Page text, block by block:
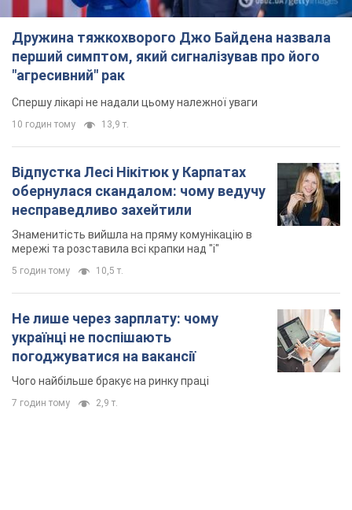
Дружина тяжкохворого Джо Байдена назвала
перший симптом, який сигналізував про його
"агресивний" рак
Спершу лікарі не надали цьому належної уваги
10 годин тому 13,9 т.
Відпустка Лесі Нікітюк у Карпатах
обернулася скандалом: чому ведучу
несправедливо захейтили
Знаменитість вийшла на пряму комунікацію в
мережі та розставила всі крапки над "і"
5 годин тому 10,5 т.
Не лише через зарплату: чому
українці не поспішають
погоджуватися на вакансії
Чого найбільше бракує на ринку праці
7 годин тому 2,9 т.